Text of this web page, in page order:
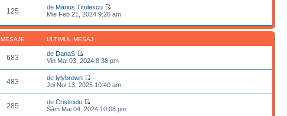
125 de Marius Titulescu
Mie Feb 21, 2024 9:26 am
MESAJE ULTIMUL MESAJ
683 de DanaS
Vin Mai 03, 2024 8:38 pm
483 delylybrown
Joi Noi 13, 2025 10:40 am
285 deCristinelu
Sâm Mai 04, 2024 10:08 pm